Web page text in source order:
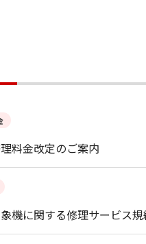
料金改定のご案内
象機に関する修理サービス